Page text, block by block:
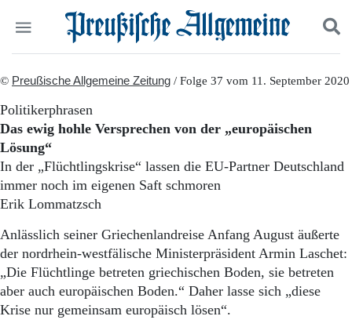
Start
Politik
Panorama
Leben
Geschichte
Berlin-Brandenburg
Schlesien
Danzig und Westpreußen
Bücher
Suchen und finden
© Preußische Allgemeine Zeitung / Folge 37 vom 11. September 2020
Politikerphrasen
Das ewig hohle Versprechen von der „europäischen
Lösung“
In der „Flüchtlingskrise“ lassen die EU-Partner Deutschland
immer noch im eigenen Saft schmoren
Erik Lommatzsch
Anlässlich seiner Griechenlandreise Anfang August äußerte
der nordrhein-westfälische Ministerpräsident Armin Laschet:
„Die Flüchtlinge betreten griechischen Boden, sie betreten
aber auch europäischen Boden.“ Daher lasse sich „diese
Krise nur gemeinsam europäisch lösen“.